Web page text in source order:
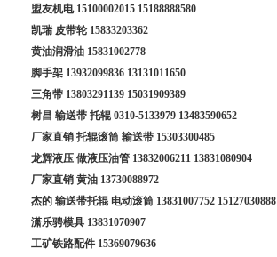
盟友机电 15100002015 15188888580
凯瑞 皮带轮 15833203362
黄油润滑油 15831002778
脚手架 13932099836 13131011650
三角带 13803291139 15031909389
树昌 输送带 托辊 0310-5133979 13483590652
厂家直销 托辊滚筒 输送带 15303300485
龙辉液压 做液压油管 13832006211 13831080904
厂家直销 黄油 13730088972
杰的 输送带托辊 电动滚筒 13831007752 15127030888
潇乐骋模具 13831070907
工矿铁路配件 15369079636